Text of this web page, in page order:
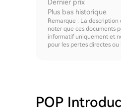
Dernier prix
Plus bas historique
Remarque : La
noter que ces documents
informatif uniquement et
pour les pertes directes
POP